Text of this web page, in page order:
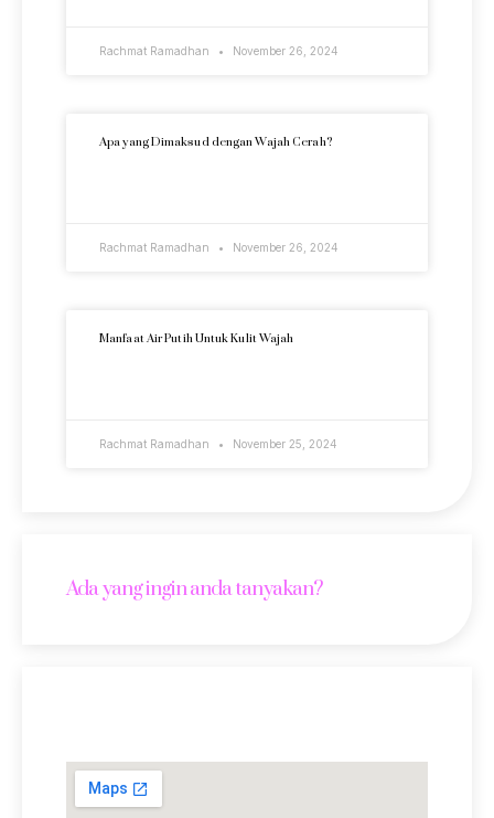
Rachmat Ramadhan November 26, 2024
Apa yang Dimaksud dengan Wajah Cerah?
Rachmat Ramadhan November 26, 2024
Manfaat Air Putih Untuk Kulit Wajah
Rachmat Ramadhan November 25, 2024
Ada yang ingin anda tanyakan?